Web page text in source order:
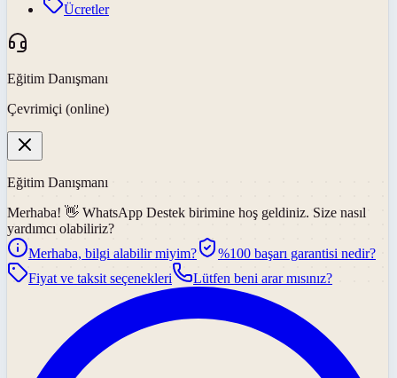
Ücretler
Eğitim Danışmanı
Çevrimiçi (online)
Eğitim Danışmanı
Merhaba! 👋 WhatsApp Destek birimine hoş geldiniz. Size nasıl
yardımcı olabiliriz?
Merhaba, bilgi alabilir miyim?
%100 başarı garantisi nedir?
Fiyat ve taksit seçenekleri
Lütfen beni arar mısınız?